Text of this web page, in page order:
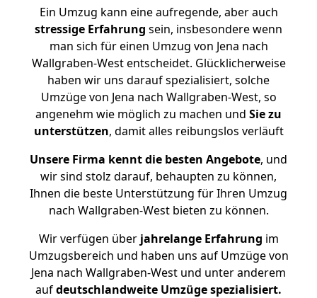
Ein Umzug kann eine aufregende, aber auch
stressige Erfahrung sein, insbesondere wenn
man sich für einen Umzug von Jena nach
Wallgraben-West entscheidet. Glücklicherweise
haben wir uns darauf spezialisiert, solche
Umzüge von Jena nach Wallgraben-West, so
angenehm wie möglich zu machen und Sie zu
unterstützen, damit alles reibungslos verläuft
Unsere Firma kennt die besten Angebote, und
wir sind stolz darauf, behaupten zu können,
Ihnen die beste Unterstützung für Ihren Umzug
nach Wallgraben-West bieten zu können.
Wir verfügen überjahrelange Erfahrung im
Umzugsbereich und haben uns auf Umzüge von
Jena nach Wallgraben-West und unter anderem
aufdeutschlandweite Umzüge spezialisiert.